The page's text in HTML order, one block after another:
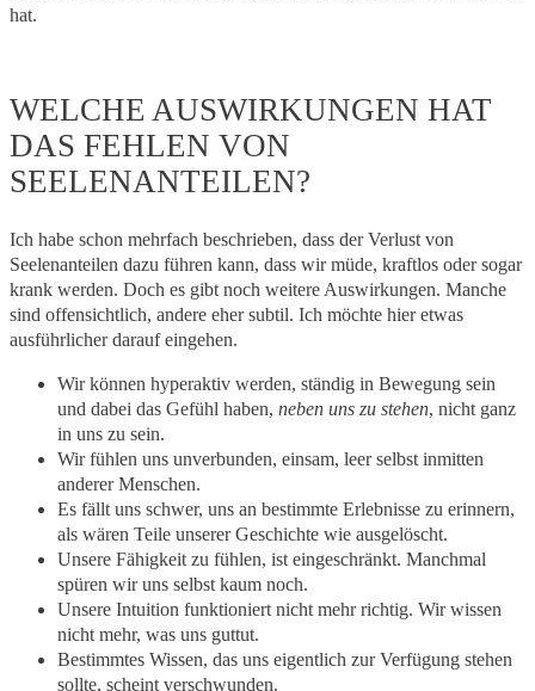
hat.
WELCHE AUSWIRKUNGEN HAT
DAS FEHLEN VON
SEELENANTEILEN?
Ich habe schon mehrfach beschrieben, dass der Verlust von
Seelenanteilen dazu führen kann, dass wir müde, kraftlos oder sogar
krank werden. Doch es gibt noch weitere Auswirkungen. Manche
sind offensichtlich, andere eher subtil. Ich möchte hier etwas
ausführlicher darauf eingehen.
Wir können hyperaktiv werden, ständig in Bewegung sein
und dabei das Gefühl haben, neben uns zu stehen, nicht ganz
in uns zu sein.
Wir fühlen uns unverbunden, einsam, leer selbst inmitten
anderer Menschen.
Es fällt uns schwer, uns an bestimmte Erlebnisse zu erinnern,
als wären Teile unserer Geschichte wie ausgelöscht.
Unsere Fähigkeit zu fühlen, ist eingeschränkt. Manchmal
spüren wir uns selbst kaum noch.
Unsere Intuition funktioniert nicht mehr richtig. Wir wissen
nicht mehr, was uns guttut.
Bestimmtes Wissen, das uns eigentlich zur Verfügung stehen
sollte, scheint verschwunden.